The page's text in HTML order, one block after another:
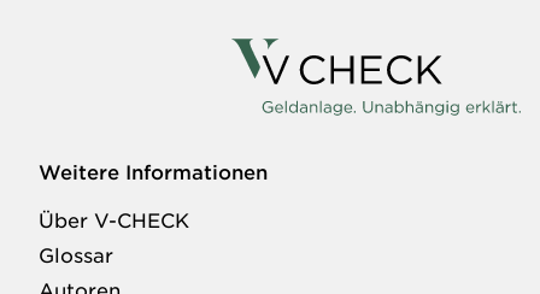
Weitere Informationen
Über V-CHECK
Glossar
Autoren